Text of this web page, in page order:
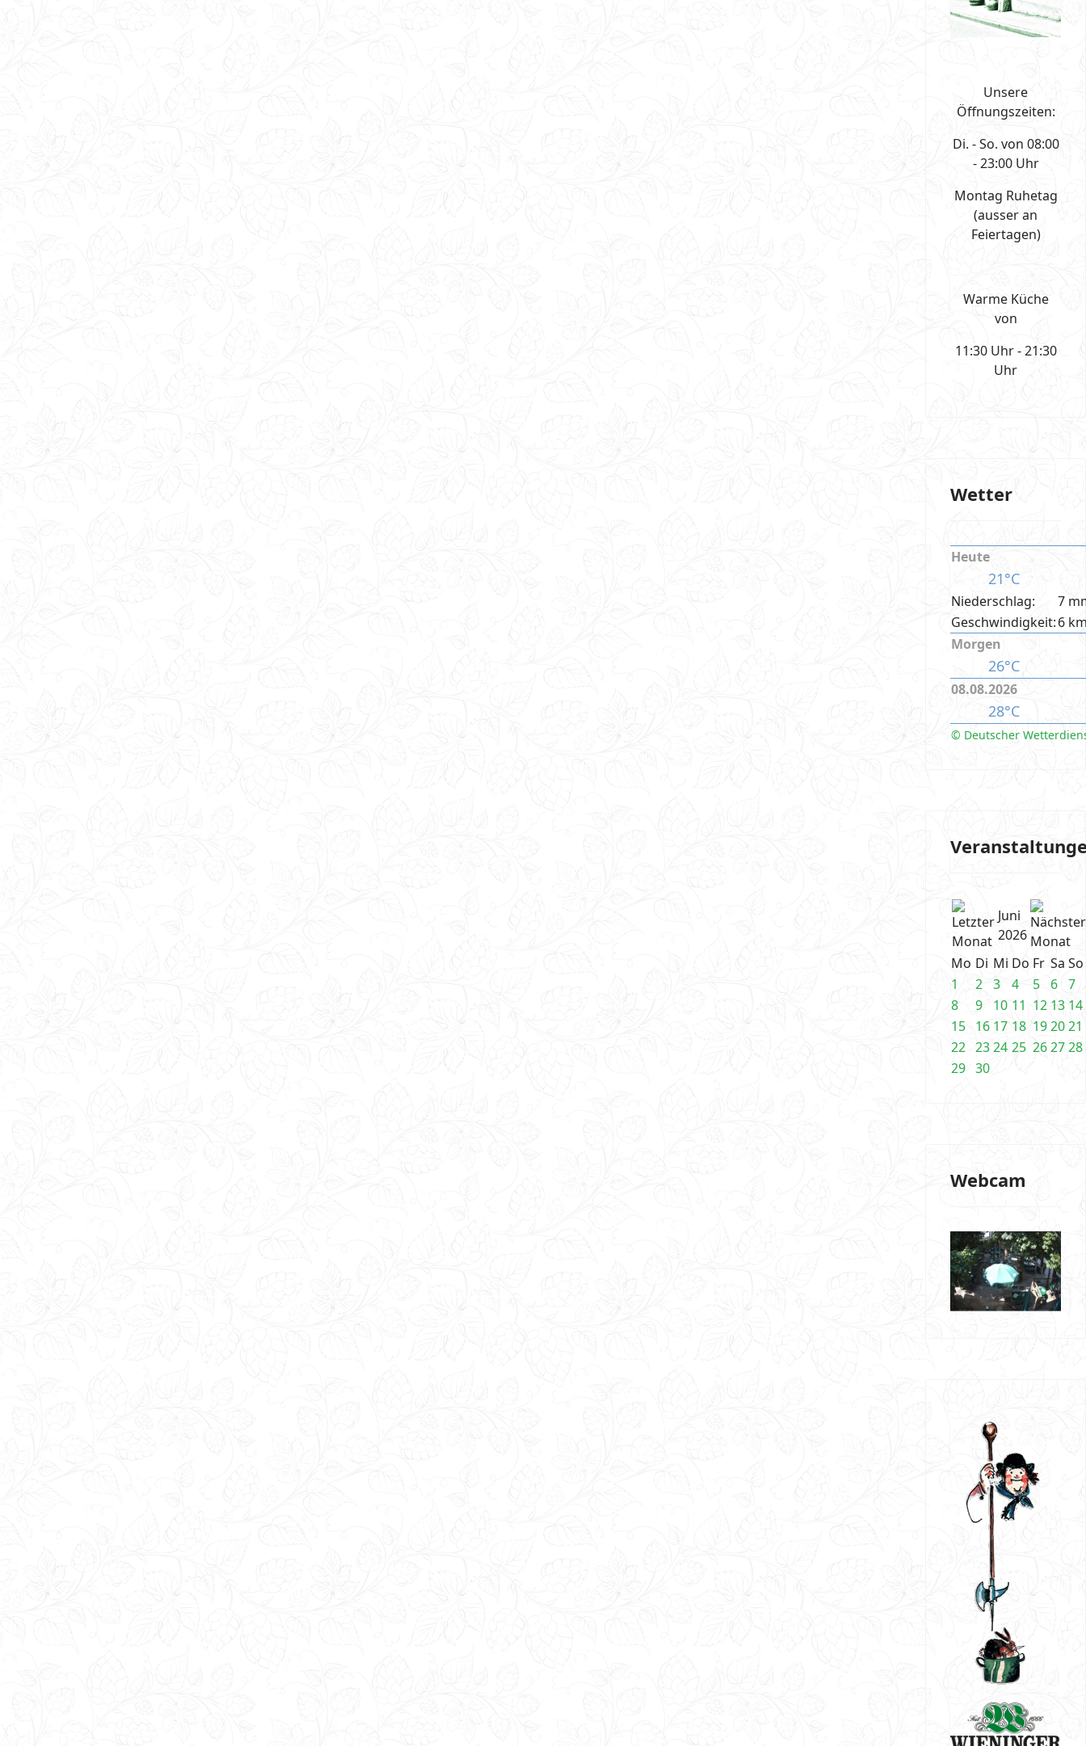
Unsere
Öffnungszeiten:
Di. - So. von 08:00
- 23:00 Uhr
Montag Ruhetag
(ausser an
Feiertagen)
Warme Küche
von
11:30 Uhr - 21:30
Uhr
Wetter
Heute
21°C
Niederschlag:
7
Geschwindigkeit:6
Morgen
26°C
08.08.2026
28°C
© Deutscher
Juni
2026
Mo Di Mi Do Fr Sa So
1
2 3 4 5 6 7
8
9 10 11 12 13 14
15 16 17 18 192021
22 2324 25 262728
29 30
Webcam